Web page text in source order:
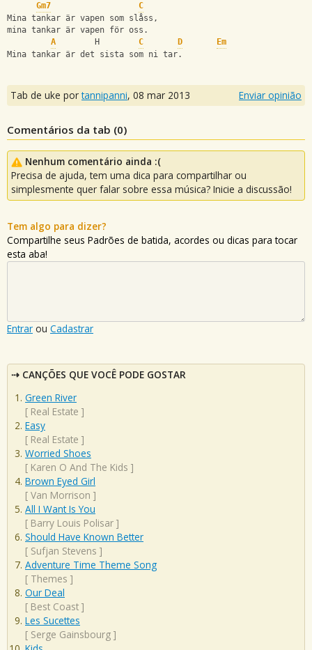
Gm7
C
Mina tankar är vapen som slåss,
mina tankar är vapen för oss.
A
        H
C D
Em
Mina tankar är det sista som ni tar.
Tab de uke portannipanni, 08 mar 2013 Enviar opinião
Comentários da tab (0)
Nenhum comentário ainda :(
Precisa de ajuda, tem uma dica para compartilhar ou
simplesmente quer falar sobre essa música? Inicie a discussão!
Tem algo para dizer?
Compartilhe seus Padrões de batida, acordes ou dicas para tocar
esta aba!
Entrar ou Cadastrar
CANÇÕES QUE VOCÊ PODE GOSTAR
Green River
[ Real Estate ]
Easy
[ Real Estate ]
Worried Shoes
[ Karen O And The Kids ]
Brown Eyed Girl
[ Van Morrison ]
All I Want Is You
[ Barry Louis Polisar ]
Should Have Known Better
[ Sufjan Stevens ]
Adventure Time Theme Song
[ Themes ]
Our Deal
[ Best Coast ]
Les Sucettes
[ Serge Gainsbourg ]